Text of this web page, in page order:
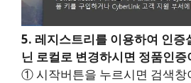
5. 레지스트리를 이용하여 인증
닌 로컬로 변경하시면 정품인
① 시작버튼을 누르시면 검색창